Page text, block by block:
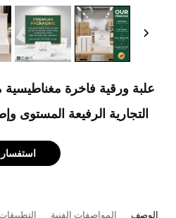
علبة ورقية فاخرة مغناطيسية
التجارية الرفيعة المستوى
استفسار
الوصف المواصفات الفنية التطبيقات